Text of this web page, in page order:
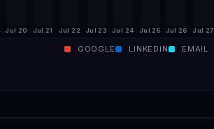
Jul 20 Jul 21 Jul 22 Jul 23 Jul 24 Jul 25 Jul 26 Jul 27
GOOGLE LINKEDIN EMAIL